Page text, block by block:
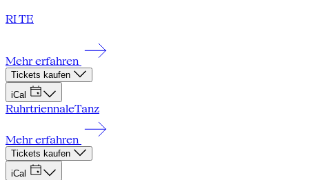
RI TE
Mehr erfahren
Tickets kaufen
iCal
RuhrtriennaleTanz
Mehr erfahren
Tickets kaufen
iCal